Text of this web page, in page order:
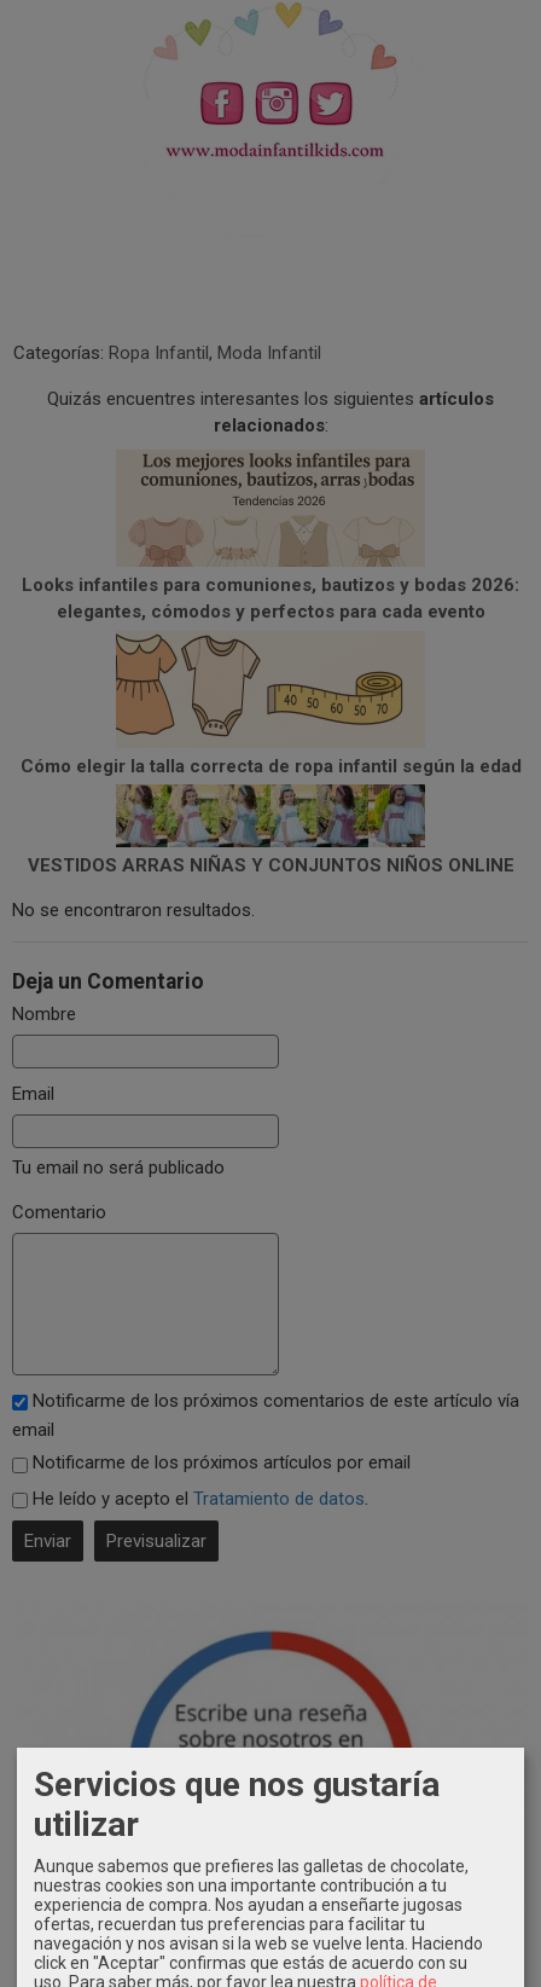
Categorías: Ropa Infantil, Moda Infantil
Quizás encuentres interesantes los siguientes artículos
relacionados:
Looks infantiles para comuniones, bautizos y bodas 2026:
elegantes, cómodos y perfectos para cada evento
Cómo elegir la talla correcta de ropa infantil según la edad
VESTIDOS ARRAS NIÑAS Y CONJUNTOS NIÑOS ONLINE
No se encontraron resultados.
Deja un Comentario
Nombre
Email
Tu email no será publicado
Comentario
Notificarme de los próximos comentarios de este artículo vía
email
Notificarme de los próximos artículos por email
He leído y acepto el Tratamiento de datos
Servicios que nos gustaría
utilizar
Aunque sabemos que prefieres las galletas de chocolate,
nuestras cookies son una importante contribución a tu
experiencia de compra. Nos ayudan a enseñarte jugosas
ofertas, recuerdan tus preferencias para facilitar tu
navegación y nos avisan si la web se vuelve lenta. Haciendo
click en "Aceptar" confirmas que estás de acuerdo con su
uso. Para saber más, por favor lea nuestra política de